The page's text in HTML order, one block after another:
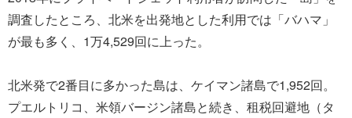
調査したところ、北米を出発地とした利用では「バハマ」
が最も多く、1万4,529回に上った。
北米発で2番目に多かった島は、ケイマン諸島で1,952回。
プエルトリコ、米領バージン諸島と続き、租税回避地（タ